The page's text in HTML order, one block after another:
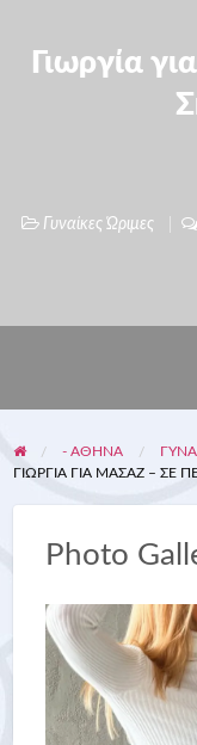
Γιωργία
Γυναίκες Ώριμες
- ΑΘΗΝΑ
ΓΙΩΡΓΊΑ ΓΙΑ ΜΑΣΆΖ – ΣΕ
Photo